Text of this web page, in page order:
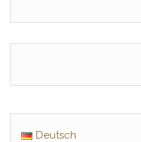
Deutsch